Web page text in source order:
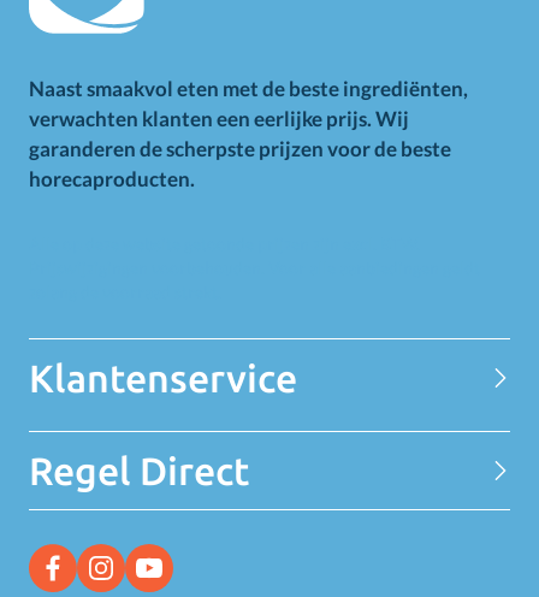
Naast smaakvol eten met de beste ingrediënten,
verwachten klanten een eerlijke prijs. Wij
garanderen de scherpste prijzen voor de beste
horecaproducten.
Klantenservice
Contact
Privacy Statement
Over MELEDI
MELEDI vestigingen
Vacatures
Regel Direct
Ontvang alle Deals